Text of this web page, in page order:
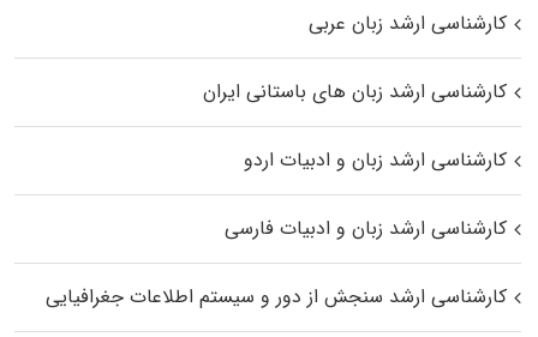
کارشناسی ارشد زبان عربی
کارشناسی ارشد زبان‌ های باستانی ایران
کارشناسی ارشد زبان و ادبیات اردو
کارشناسی ارشد زبان و ادبیات فارسی
کارشناسی ارشد سنجش از دور و سیستم اطلاعات جغرافیایی